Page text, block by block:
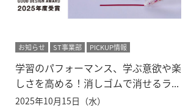
お知らせ ST事業部 PICKUP情報
学習のパフォーマンス、学ぶ意欲や楽
しさを高める！消しゴムで消せるラ...
2025年10月15日（水）